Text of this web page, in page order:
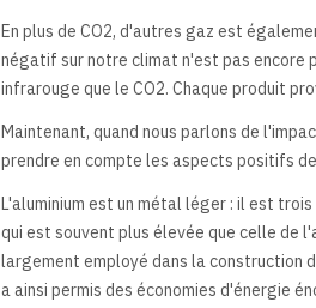
En plus de CO2, d'autres gaz est
négatif sur notre climat n'est pas encore
infrarouge que le CO2. Chaque produit
Maintenant, quand nous parlons de
prendre en compte les aspects positifs
L'aluminium est un métal léger : il est
qui est souvent plus élevée que celle de
largement employé dans la construction
a ainsi permis des économies d'énergie